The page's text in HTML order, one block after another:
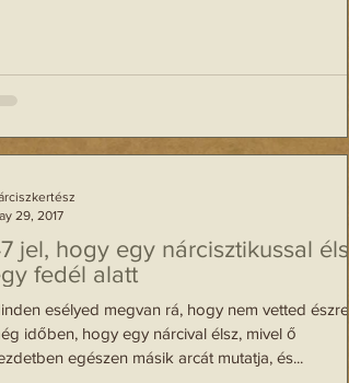
jel, hogy egy nárcisztikussal élsz
fedél alatt
esélyed megvan rá, hogy nem vetted észre
időben, hogy egy nárcival élsz, mivel ő
egészen másik arcát mutatja, és...
29, 2017